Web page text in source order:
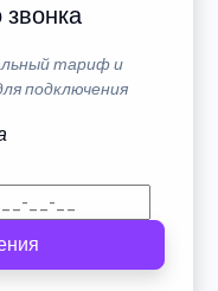
звонка
тариф и
подключения